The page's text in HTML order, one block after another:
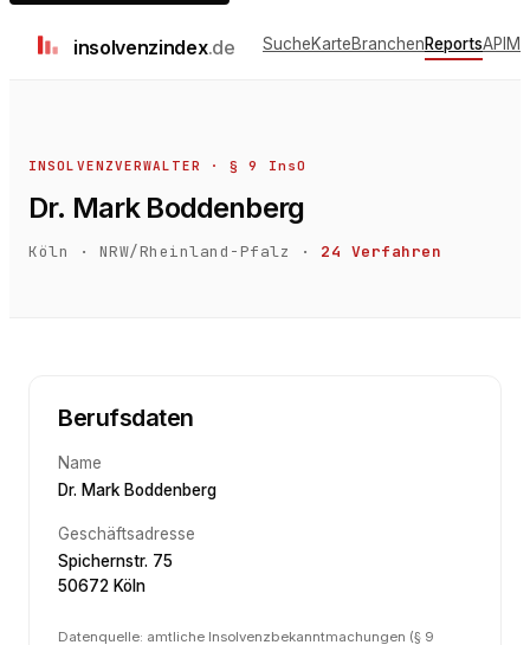
insolvenzindex.de SucheKarteBranchenReportsAPI
INSOLVENZVERWALTER · § 9 InsO
Dr. Mark Boddenberg
Köln · NRW/Rheinland-Pfalz · 24 Verfahren
Berufsdaten
Name
Dr. Mark Boddenberg
Geschäftsadresse
Spichernstr. 75
50672 Köln
Datenquelle: amtliche Insolvenzbekanntmachungen (§ 9